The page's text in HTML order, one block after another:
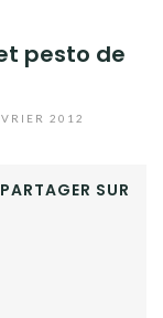
pesto de
2012
PARTAGER SUR